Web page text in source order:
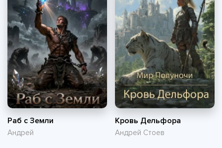
Раб с Земли
Андрей
Кровь Дельфора
Андрей Стоев